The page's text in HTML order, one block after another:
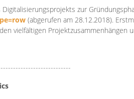
zur
(abgerufen am 28.12.2018).
vielfältigen Projektzusammenhängen